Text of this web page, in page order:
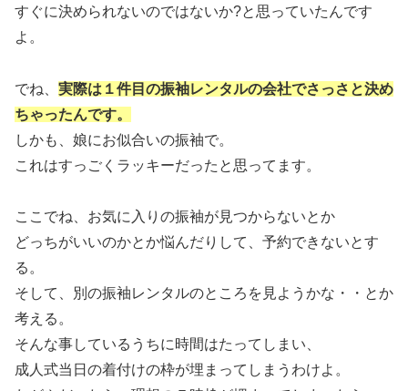
すぐに決められないのではないか?と思っていたんです
よ。
でね、 実際は１件目の振袖レンタルの会社でさっさと決め
ちゃったんです。
しかも、娘にお似合いの振袖で。
これはすっごくラッキーだったと思ってます。
ここでね、お気に入りの振袖が見つからないとか
どっちがいいのかとか悩んだりして、予約できないとす
る。
そして、別の振袖レンタルのところを見ようかな・・とか
考える。
そんな事しているうちに時間はたってしまい、
成人式当日の着付けの枠が埋まってしまうわけよ。